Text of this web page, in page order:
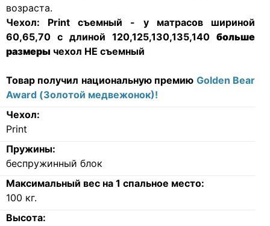
возраста.
Чехол: Print съемный - у матрасов шириной
60,65,70 с длиной 120,125,130,135,140 больше
размеры чехол НЕ съемный
Товар получил национальную премию Golden Bear
Award (Золотой медвежонок)!
Чехол:
Print
Пружины:
беспружинный блок
Максимальный вес на 1 спальное место:
100 кг.
Высота: